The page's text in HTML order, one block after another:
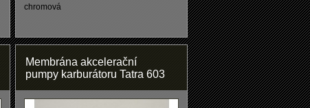
chromová
Membrána akcelerační
pumpy karburátoru Tatra 603